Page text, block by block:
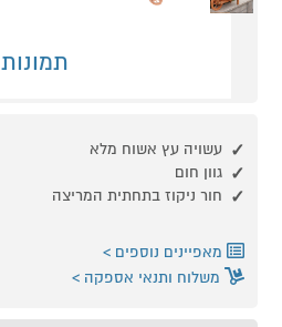
תמונות
עשויה עץ אשוח מלא
גוון חום
חור ניקוז בתחתית המריצה
מאפיינים נוספים
משלוח ותנאי אספקה